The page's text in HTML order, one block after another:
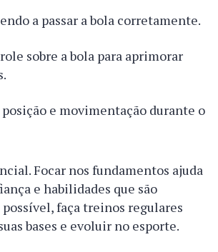
a passar a bola corretamente.
sobre a bola para aprimorar
e movimentação durante o
Focar nos fundamentos ajuda
e habilidades que são
faça treinos regulares
bases e evoluir no esporte.